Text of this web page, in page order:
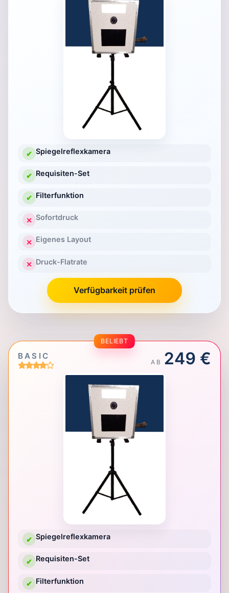
✔ Spiegelreflexkamera
✔ Requisiten-Set
✔ Filterfunktion
✕ Sofortdruck
✕ Eigenes Layout
✕ Druck-Flatrate
Verfügbarkeit prüfen
BELIEBT
BASIC
AB 249 €
✔ Spiegelreflexkamera
✔ Requisiten-Set
✔ Filterfunktion